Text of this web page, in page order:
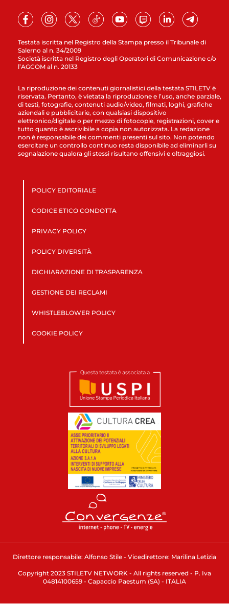
Testata iscritta nel Registro della Stampa presso il Tribunale di
Salerno al n. 34/2009
Società iscritta nel Registro degli Operatori di Comunicazione c/o
l’AGCOM al n. 20133
La riproduzione dei contenuti giornalistici della testata STILETV è
riservata. Pertanto, è vietata la riproduzione e l’uso, anche parziale,
di testi, fotografie, contenuti audio/video, filmati, loghi, grafiche
aziendali e pubblicitarie, con qualsiasi dispositivo
elettronico/digitale o per mezzo di fotocopie, registrazioni, cover e
tutto quanto è ascrivibile a copia non autorizzata. La redazione
non è responsabile dei commenti presenti sul sito. Non potendo
esercitare un controllo continuo resta disponibile ad eliminarli su
segnalazione qualora gli stessi risultano offensivi e oltraggiosi.
POLICY EDITORIALE
CODICE ETICO CONDOTTA
PRIVACY POLICY
POLICY DIVERSITÀ
DICHIARAZIONE DI TRASPARENZA
GESTIONE DEI RECLAMI
WHISTLEBLOWER POLICY
COOKIE POLICY
Direttore responsabile: Alfonso Stile - Vicedirettore: Marilina Letizia
Copyright 2023 STILETV NETWORK - All rights reserved - P. Iva
04814100659 - Capaccio Paestum (SA) - ITALIA